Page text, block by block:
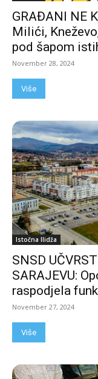
GRAĐANI NE
Milići,
pod šapom
November 28, 2024
Više
Istočna Ilidža
SNSD
SARAJEVU:
raspodjela
November 27, 2024
Više